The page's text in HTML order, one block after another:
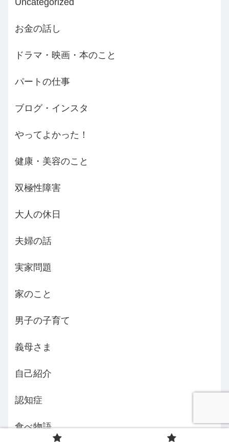
Uncategorized
お金の話し
ドラマ・映画・本のこと
パートの仕事
ブログ・インスタ
やってよかった！
健康・美容のこと
双極性障害
大人の休日
夫婦の話
実家問題
家のこと
男子の子育て
義母さま
自己紹介
認知症
食べ物語